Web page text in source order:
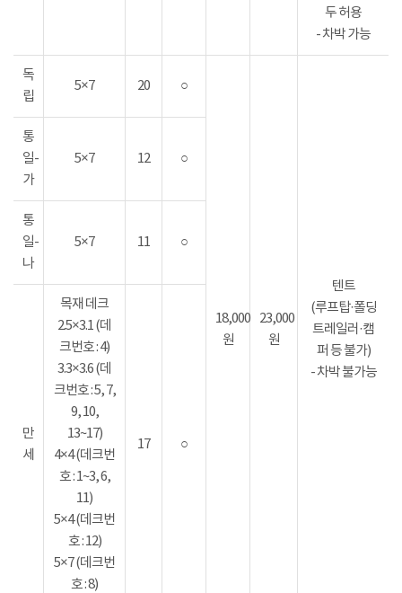
두 허용
- 차박 가능
독
립
5×7 20 ○
18,000
원
23,000
원
텐트
(루프탑·폴딩
트레일러·캠
퍼 등 불가)
- 차박 불가능
통
일-
가
5×7 12 ○
통
일-
나
5×7 11 ○
만
세
목재 데크
2.5×3.1 (데
크번호 : 4)
3.3×3.6 (데
크번호 : 5, 7,
9, 10,
13~17)
4×4 (데크번
호 : 1~3, 6,
11)
5×4 (데크번
호 : 12)
5×7 (데크번
호 : 8)
17 ○